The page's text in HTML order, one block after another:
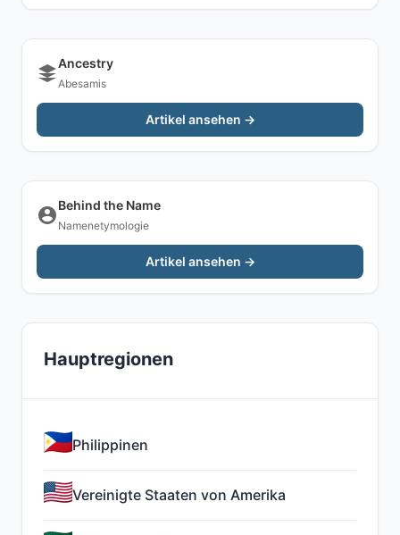
Ancestry
Abesamis
Artikel ansehen →
Behind the Name
Namenetymologie
Artikel ansehen →
Hauptregionen
Philippinen
Vereinigte Staaten von Amerika